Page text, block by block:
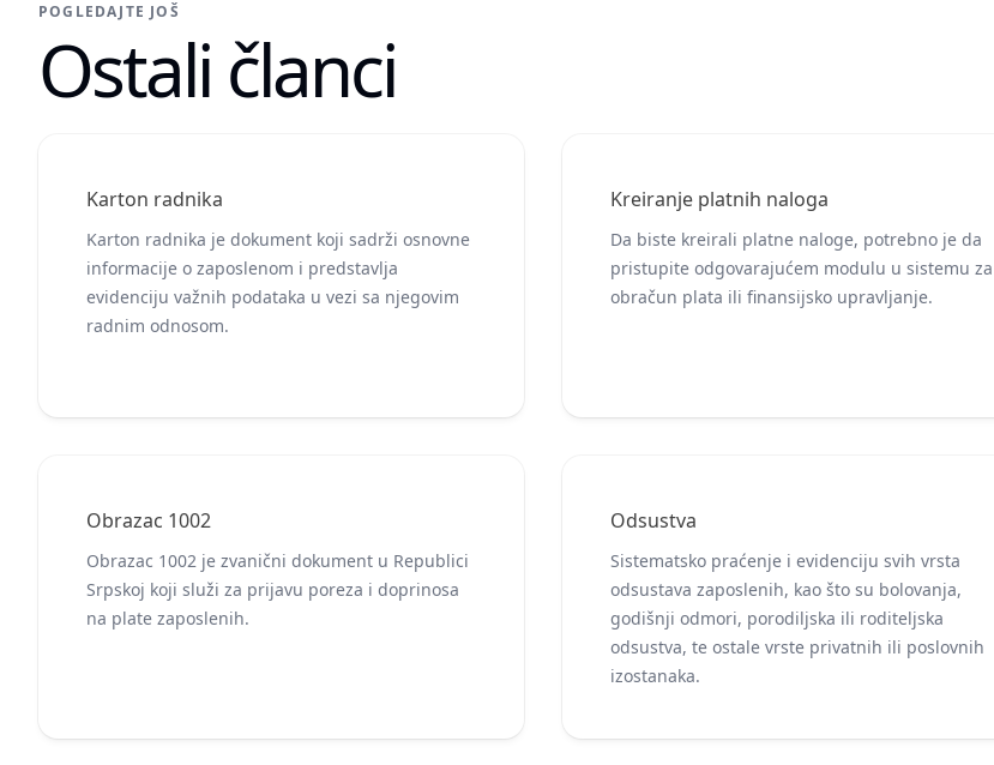
POGLEDAJTE JOŠ
Ostali članci
Karton radnika
Karton radnika je dokument koji sadrži osnovne
informacije o zaposlenom i predstavlja
evidenciju važnih podataka u vezi sa njegovim
radnim odnosom.
Kreiranje platnih naloga
Da biste kreirali platne naloge, potrebno je da
pristupite odgovarajućem modulu u sistemu za
obračun plata ili finansijsko upravljanje.
Obrazac 1002
Obrazac 1002 je zvanični dokument u Republici
Srpskoj koji služi za prijavu poreza i doprinosa
na plate zaposlenih.
Odsustva
Sistematsko praćenje i evidenciju svih vrsta
odsustava zaposlenih, kao što su bolovanja,
godišnji odmori, porodiljska ili roditeljska
odsustva, te ostale vrste privatnih ili poslovnih
izostanaka.